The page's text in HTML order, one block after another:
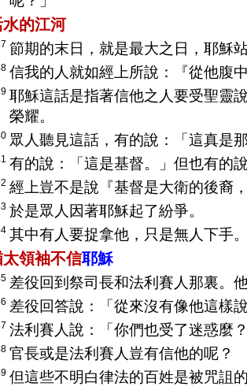
水的江河
節期的末日，就是最大之日，耶穌
信我的人就如經上所說：『從他腹
耶穌這話是指著信他之人要受聖靈
榮耀。
眾人聽見這話，有的說：「這真是
有的說：「這是基督。」但也有的
經上豈不是說『基督是大衛的後裔
於是眾人因著耶穌起了紛爭。
其中有人要捉拿他，只是無人下手
太領袖不信耶穌
差役回到祭司長和法利賽人那裏。
差役回答說：「從來沒有像他這樣
法利賽人說：「你們也受了迷惑麼
官長或是法利賽人豈有信他的呢？
但這些不明白律法的百姓是被咒詛